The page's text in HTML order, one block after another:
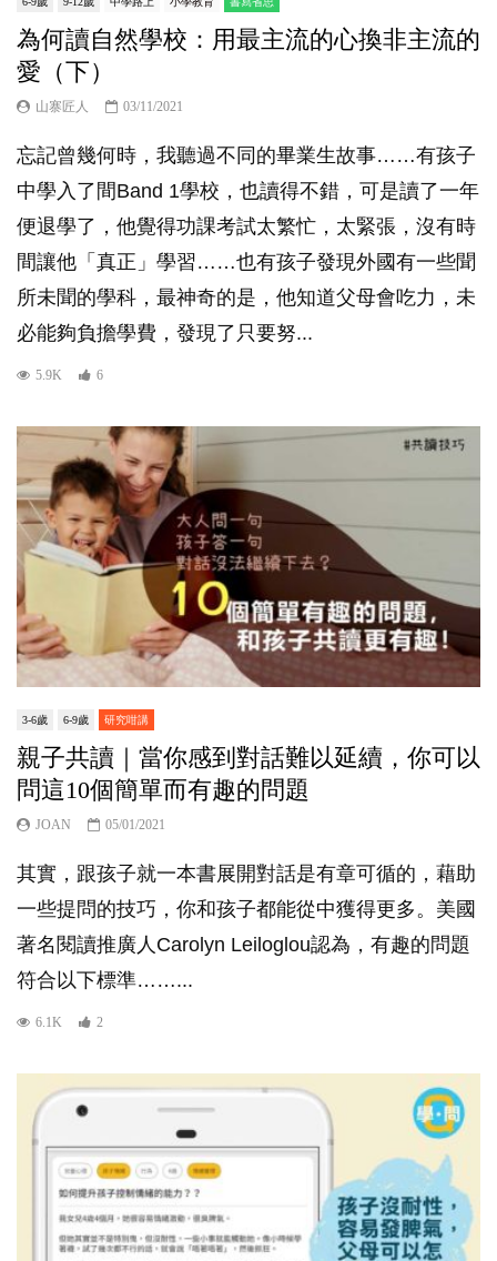
為何讀自然學校：用最主流的心換非主流的
愛（下）
山寨匠人 03/11/2021
忘記曾幾何時，我聽過不同的畢業生故事……有孩子
中學入了間Band 1學校，也讀得不錯，可是讀了一年
便退學了，他覺得功課考試太繁忙，太緊張，沒有時
間讓他「真正」學習……也有孩子發現外國有一些聞
所未聞的學科，最神奇的是，他知道父母會吃力，未
必能夠負擔學費，發現了只要努...
5.9K 6
3-6歲 6-9歲 研究咁講
親子共讀｜當你感到對話難以延續，你可以
問這10個簡單而有趣的問題
JOAN 05/01/2021
其實，跟孩子就一本書展開對話是有章可循的，藉助
一些提問的技巧，你和孩子都能從中獲得更多。美國
著名閱讀推廣人Carolyn Leiloglou認為，有趣的問題
符合以下標準……...
6.1K 2